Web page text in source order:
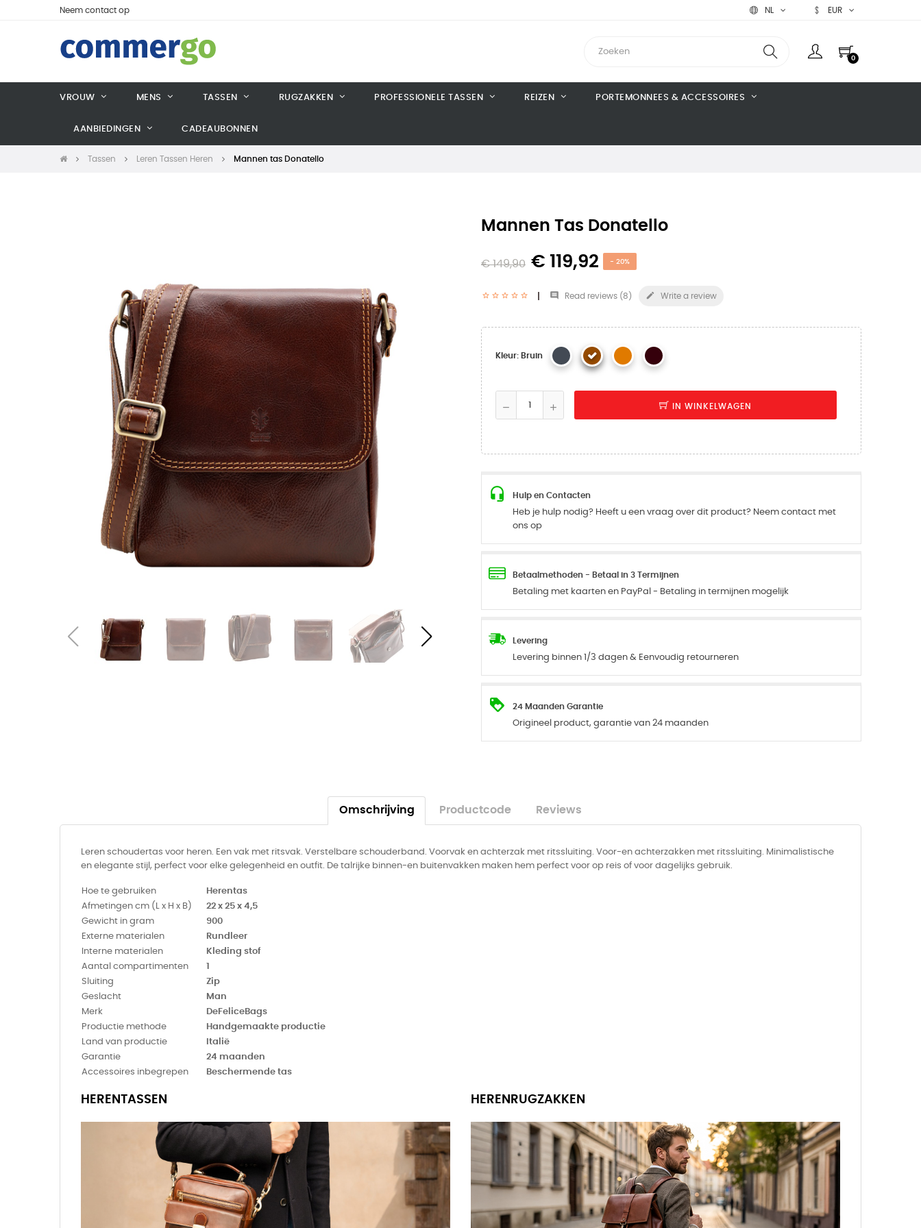
Neem contact op NL EUR
0
VROUW MENS TASSEN RUGZAKKEN PROFESSIONELE TASSEN REIZEN PORTEMONNEES & ACCESSOIRES
AANBIEDINGEN CADEAUBONNEN
Tassen Leren Tassen Heren Mannen tas Donatello
Mannen Tas Donatello
€ 149,90 € 119,92 - 20%
 Read reviews (8 )  Write a review
Kleur: Bruin
IN WINKELWAGEN
Hulp en Contacten
Heb je hulp nodig? Heeft u een vraag over dit product? Neem contact met
ons op
Betaalmethoden - Betaal in 3 Termijnen
Betaling met kaarten en PayPal - Betaling in termijnen mogelijk
Levering
Levering binnen 1/3 dagen & Eenvoudig retourneren
24 Maanden Garantie
Origineel product, garantie van 24 maanden
Omschrijving Productcode Reviews
Leren schoudertas voor heren. Een vak met ritsvak. Verstelbare schouderband. Voorvak en achterzak met ritssluiting. Voor-en achterzakken met ritssluiting. Minimalistische
en elegante stijl, perfect voor elke gelegenheid en outfit. De talrijke binnen-en buitenvakken maken hem perfect voor op reis of voor dagelijks gebruik.
Hoe te gebruiken
Herentas
Afmetingen cm (L x H x B)
22 x 25 x 4,5
Gewicht in gram
900
Externe materialen
Rundleer
Interne materialen
Kleding stof
Aantal compartimenten
1
Sluiting
Zip
Geslacht
Man
Merk
DeFeliceBags
Productie methode
Handgemaakte productie
Land van productie
Italië
Garantie
24 maanden
Accessoires inbegrepen
Beschermende tas
HERENTASSEN HERENRUGZAKKEN